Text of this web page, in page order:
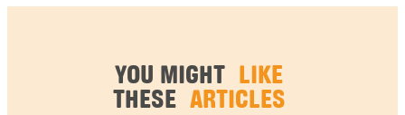
YOU MIGHT LIKE
THESE ARTICLES